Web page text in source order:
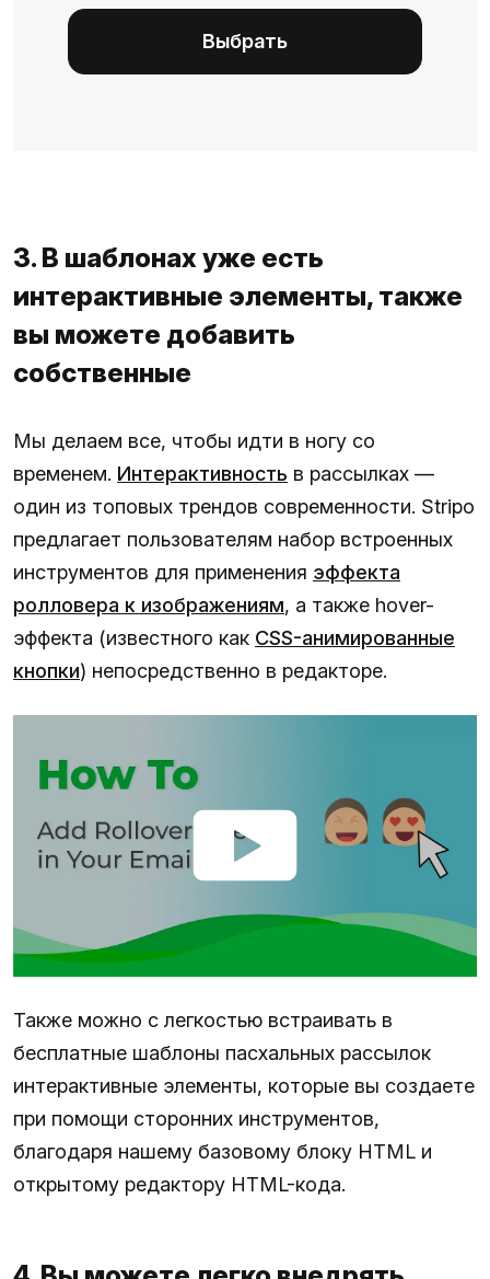
Выбрать
3. В шаблонах уже есть
интерактивные элементы, также
вы можете добавить
собственные
Мы делаем все, чтобы идти в ногу со
временем. Интерактивность в рассылках —
один из топовых трендов современности. Stripo
предлагает пользователям набор встроенных
инструментов для применения эффекта
ролловера к изображениям, а также hover-
эффекта (известного как CSS-анимированные
кнопки) непосредственно в редакторе.
Также можно с легкостью встраивать в
бесплатные шаблоны пасхальных рассылок
интерактивные элементы, которые вы создаете
при помощи сторонних инструментов,
благодаря нашему базовому блоку HTML и
открытому редактору HTML-кода.